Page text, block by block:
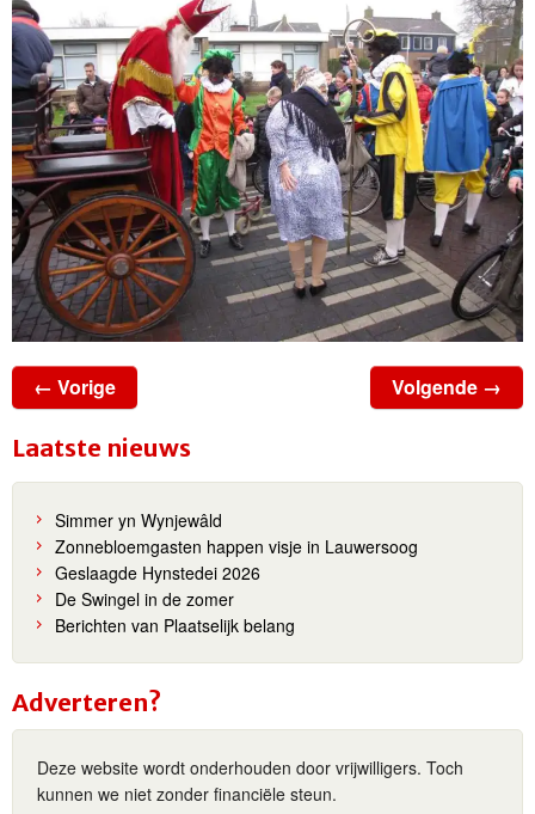
← Vorige Volgende →
Laatste nieuws
Simmer yn Wynjewâld
Zonnebloemgasten happen visje in Lauwersoog
Geslaagde Hynstedei 2026
De Swingel in de zomer
Berichten van Plaatselijk belang
Adverteren?
Deze website wordt onderhouden door vrijwilligers. Toch
kunnen we niet zonder financiële steun.